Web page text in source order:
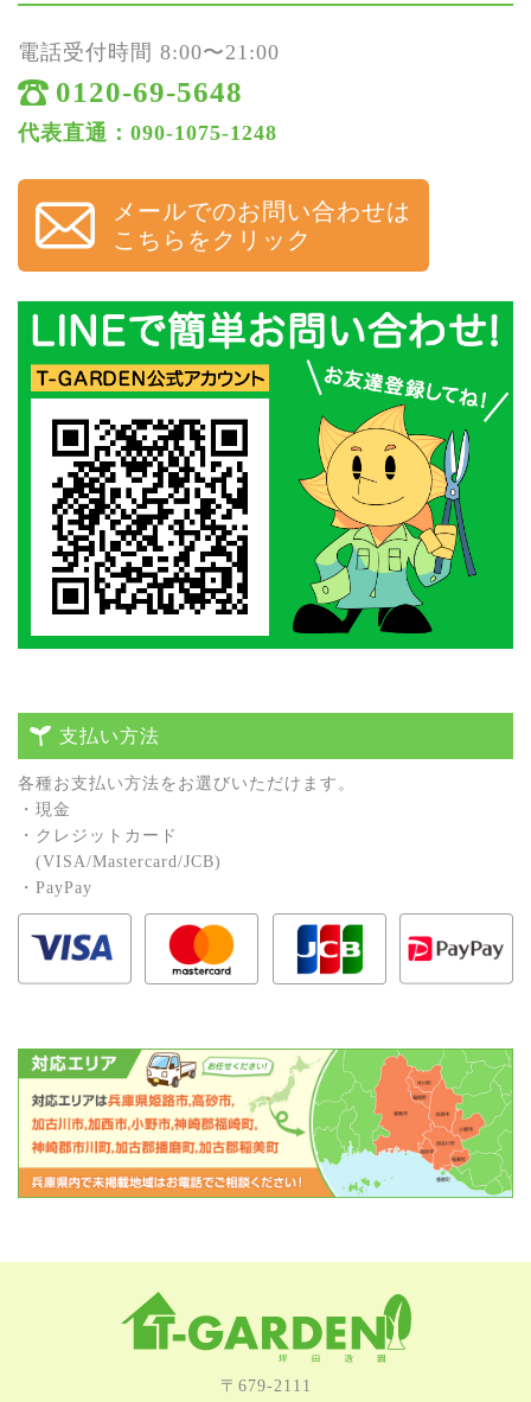
電話受付時間 8:00〜21:00
0120-69-5648
代表直通：090-1075-1248
メールでのお問い合わせは
こちらをクリック
支払い方法
各種お⽀払い⽅法をお選びいただけます。
・現⾦
・クレジットカード
(VISA/Mastercard/JCB)
・PayPay
〒679-2111